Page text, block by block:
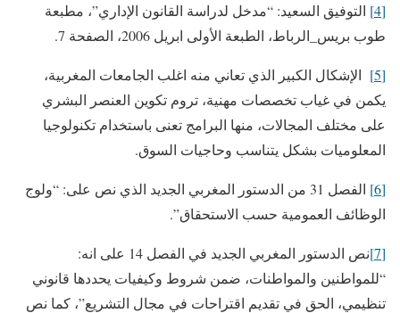
[4]
التوفيق السعيد: “مدخل لدراسة القانون الإداري”، مطبعة
طوب بريس_الرباط، الطبعة الأولى ابريل 2006، الصفحة 7.
[5]
الإشكال الكبير الذي تعاني منه اغلب الجامعات المغربية،
يكمن في غياب تخصصات مهنية، تروم تكوين العنصر البشري
على مختلف المجالات، منها البرامج تعنى باستخدام تكنولوجيا
المعلوميات بشكل يتناسب وحاجيات السوق.
[6]
الفصل 31 من الدستور المغربي الجديد الذي نص على: “ولوج
الوظائف العمومية حسب الاستحقاق”.
[7]
نص الدستور المغربي الجديد في الفصل 14 على انه:
“للمواطنين والمواطنات، ضمن شروط وكيفيات يحددها قانوني
تنظيمي، الحق في تقديم اقتراحات في مجال التشريع”، كما نص